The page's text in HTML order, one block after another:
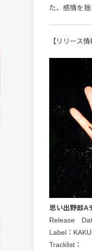
た、感情を
【リリース情
思い出野郎A
Release
Label：
Tracklist：